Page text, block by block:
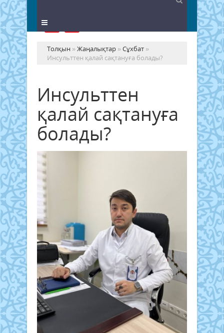
Толқын »Жаңалықтар »Сұхбат »
Инсульттен қалай сақтануға болады?
Инсульттен
қалай сақтануға
болады?